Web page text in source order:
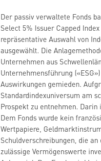
Der passiv verwaltete Fonds
Select 5% Issuer Capped
repräsentative Auswahl von
ausgewählt. Die
Unternehmen aus
Unternehmensführung
Auswirkungen gemieden.
Standardindexuniversum am
Prospekt zu entnehmen.
Dem Fonds wurde kein
Wertpapiere,
Schuldverschreibungen, die
zulässige Vermögenswerte